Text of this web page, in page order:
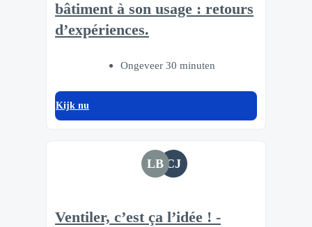
bâtiment à son usage : retours
d’expériences.
Ongeveer 30 minuten
Kijk nu
LB CJ
Ventiler, c’est ça l’idée ! -